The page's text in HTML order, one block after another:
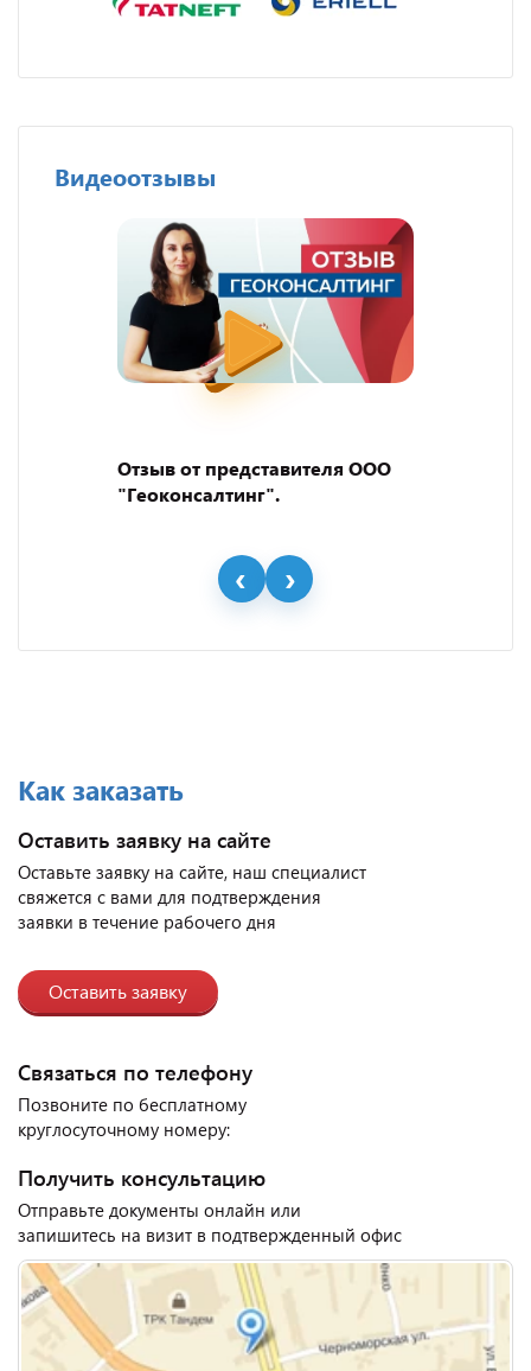
Видеоотзывы
Отзыв от представителя ООО
"Геоконсалтинг".
Как заказать
Оставить заявку на сайте
Оставьте заявку на сайте, наш специалист
свяжется с вами для подтверждения
заявки в течение рабочего дня
Оставить заявку
Связаться по телефону
Позвоните по бесплатному
круглосуточному номеру:
Получить консультацию
Отправьте документы онлайн или
запишитесь на визит в подтвержденный офис